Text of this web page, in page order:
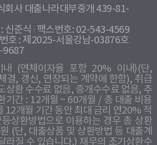
회사 대출나라대부중개 439-81-
신준식
팩스번호: 02-543-4569
호 : 제2025-서울강남-03876호
9687
(연체이자율 포함 20% 이내)(단,
결, 갱신, 연장되는 계약에 한함), 취급
상환 수수료 없음, 중개수수료 없음, 추
기간 : 12개월 ~ 60개월 / 총 대출 비용
12개월 기간 동안 최대 금리 연20% 적
상환방법으로 이용하는 경우 총 상환
(단, 대출상품 및 상환방법 등 대출계
라질 수 있습니다.) 채무의 조기상환수